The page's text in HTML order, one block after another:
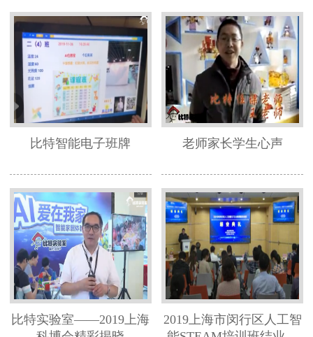
比特智能电子班牌 老师家长学生心声
比特实验室——2019上海
2019上海市闵行区人工智